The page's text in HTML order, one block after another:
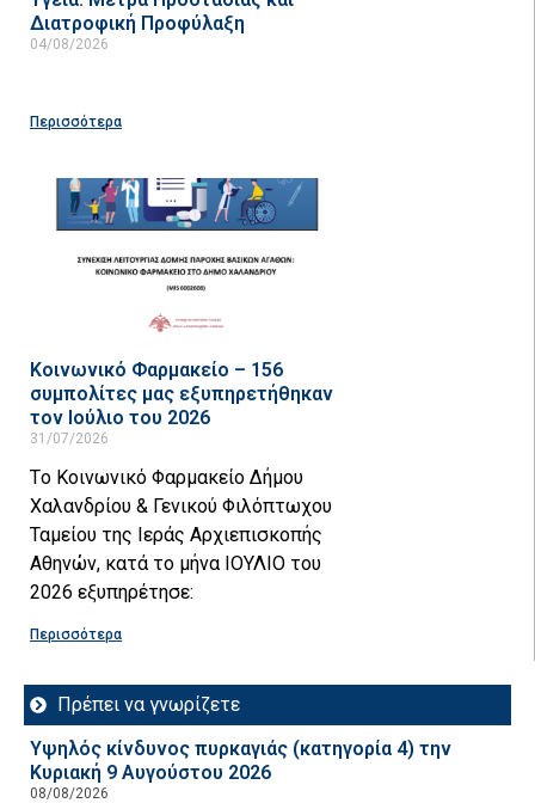
Διατροφική Προφύλαξη
04/08/2026
Περισσότερα
Κοινωνικό Φαρμακείο – 156
συμπολίτες μας εξυπηρετήθηκαν
τον Ιούλιο του 2026
31/07/2026
Tο Κοινωνικό Φαρμακείο Δήμου
Χαλανδρίου & Γενικού Φιλόπτωχου
Ταμείου της Ιεράς Αρχιεπισκοπής
Αθηνών, κατά το μήνα ΙΟΥΛΙΟ του
2026 εξυπηρέτησε:
Περισσότερα
Πρέπει να γνωρίζετε
Υψηλός κίνδυνος πυρκαγιάς (κατηγορία 4) την
Κυριακή 9 Αυγούστου 2026
08/08/2026